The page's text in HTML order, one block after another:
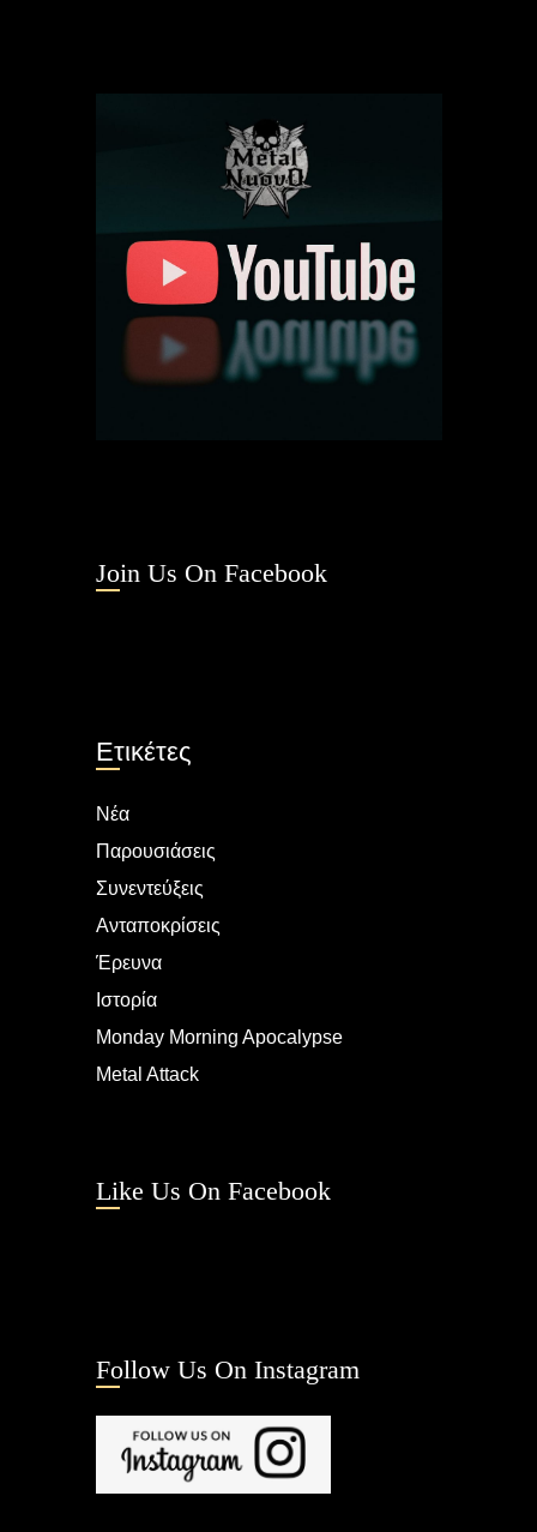
Join Us On Facebook
Ετικέτες
Νέα
Παρουσιάσεις
Συνεντεύξεις
Ανταποκρίσεις
Έρευνα
Ιστορία
Monday Morning Apocalypse
Metal Attack
Like Us On Facebook
Follow Us On Instagram